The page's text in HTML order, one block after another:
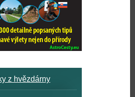
z hvězdárny